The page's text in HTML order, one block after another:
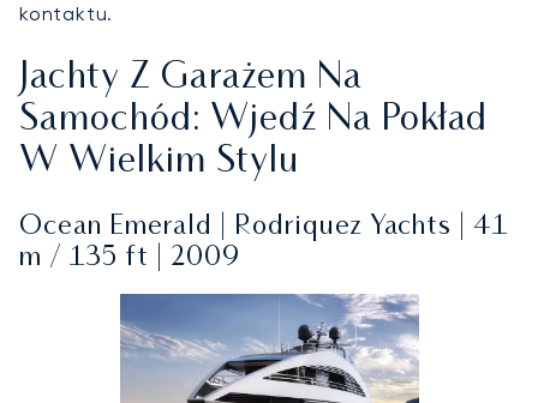
kontaktu.
Jachty Z Garażem Na
Samochód: Wjedź Na Pokład
W Wielkim Stylu
Ocean Emerald | Rodriquez Yachts | 41
m / 135 ft | 2009